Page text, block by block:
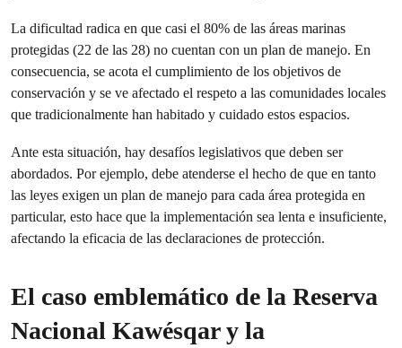
La dificultad radica en que casi el 80% de las áreas marinas
protegidas (22 de las 28) no cuentan con un plan de manejo. En
consecuencia, se acota el cumplimiento de los objetivos de
conservación y se ve afectado el respeto a las comunidades locales
que tradicionalmente han habitado y cuidado estos espacios.
Ante esta situación, hay desafíos legislativos que deben ser
abordados. Por ejemplo, debe atenderse el hecho de que en tanto
las leyes exigen un plan de manejo para cada área protegida en
particular, esto hace que la implementación sea lenta e insuficiente,
afectando la eficacia de las declaraciones de protección.
El caso emblemático de la Reserva
Nacional Kawésqar y la